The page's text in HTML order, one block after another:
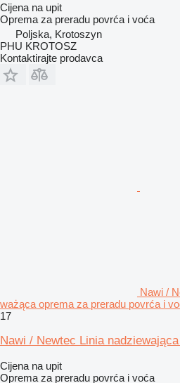
Cijena na upit
Oprema za preradu povrća i voća
Poljska, Krotoszyn
PHU KROTOSZ
Kontaktirajte prodavca
Nawi /
ważąca oprema za preradu povrća i
17
Nawi / Newtec Linia
Cijena na upit
Oprema za preradu povrća i voća